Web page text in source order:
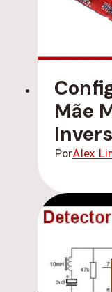
Mãe
PorAlex